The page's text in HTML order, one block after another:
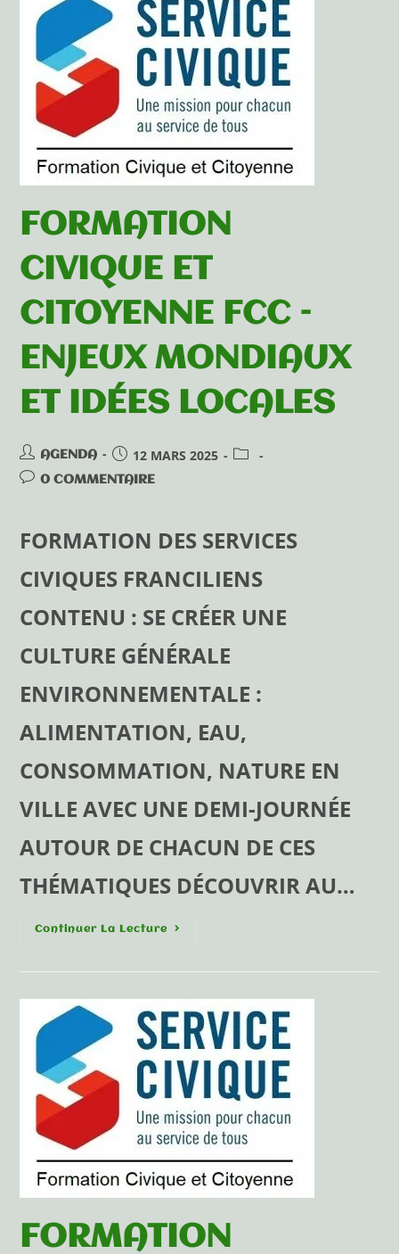
FORMATION
CIVIQUE ET
CITOYENNE FCC –
ENJEUX MONDIAUX
ET IDÉES LOCALES
AGENDA 12 MARS 2025
0 COMMENTAIRE
FORMATION DES SERVICES
CIVIQUES FRANCILIENS
CONTENU : SE CRÉER UNE
CULTURE GÉNÉRALE
ENVIRONNEMENTALE :
ALIMENTATION, EAU,
CONSOMMATION, NATURE EN
VILLE AVEC UNE DEMI-JOURNÉE
AUTOUR DE CHACUN DE CES
THÉMATIQUES DÉCOUVRIR AU…
Continuer La Lecture
FORMATION